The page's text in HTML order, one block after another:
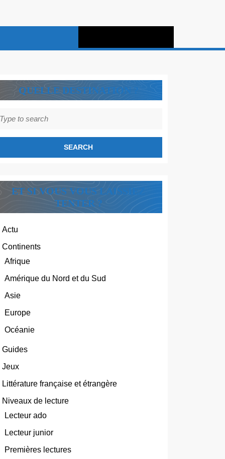
QUELLE DESTINATION ?
ET SI VOUS VOUS LAISSIEZ
TENTER ?
Actu
Continents
Afrique
Amérique du Nord et du Sud
Asie
Europe
Océanie
Guides
Jeux
Littérature française et étrangère
Niveaux de lecture
Lecteur ado
Lecteur junior
Premières lectures